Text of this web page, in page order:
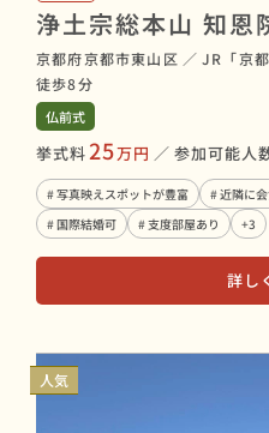
浄土宗総本山 知恩
京都府京都市東山区 ／ JR「京
徒歩8分
仏前式
挙式料 25万円 ／ 参加可能人
# 写真映えスポットが豊富 # 近隣に
# 国際結婚可
# 支度部屋あり +3
詳し
人気